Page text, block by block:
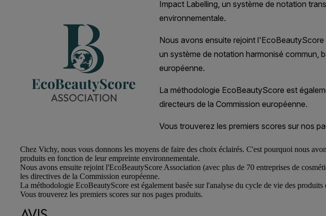
Chez Vichy, nous vous donnons les moyens de faire des choix éclairés. C'est pourquoi nous
produits en fonction de leur empreinte environnementale.
Nous avons ensuite rejoint l'EcoBeautyScore Association (avec plus de 70 entreprises de
les directives de la Commission européenne.
La méthodologie EcoBeautyScore est également basée sur l'analyse du cycle de vie des
Vous trouverez les premiers scores sur nos pages produits.